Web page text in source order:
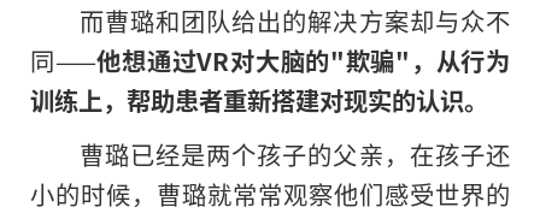
而曹璐和团队给出的解决方案却与众不
同——他想通过VR对大脑的"欺骗"，从行为
训练上，帮助患者重新搭建对现实的认识。
曹璐已经是两个孩子的父亲，在孩子还
小的时候，曹璐就常常观察他们感受世界的